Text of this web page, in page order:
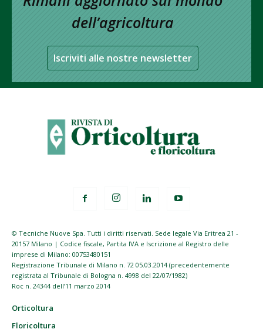
dell’agricoltura
Iscriviti alle nostre newsletter
© Tecniche Nuove Spa. Tutti i diritti riservati. Sede legale Via Eritrea 21 -
20157 Milano | Codice fiscale, Partita IVA e Iscrizione al Registro delle
imprese di Milano: 00753480151
Registrazione Tribunale di Milano n. 72 05.03.2014 (precedentemente
registrata al Tribunale di Bologna n. 4998 del 22/07/1982)
Roc n. 24344 dell’11 marzo 2014
Orticoltura
Floricoltura